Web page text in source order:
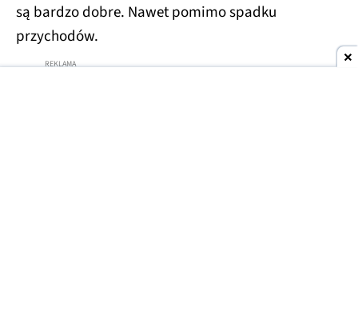
są bardzo dobre. Nawet pomimo spadku
przychodów.